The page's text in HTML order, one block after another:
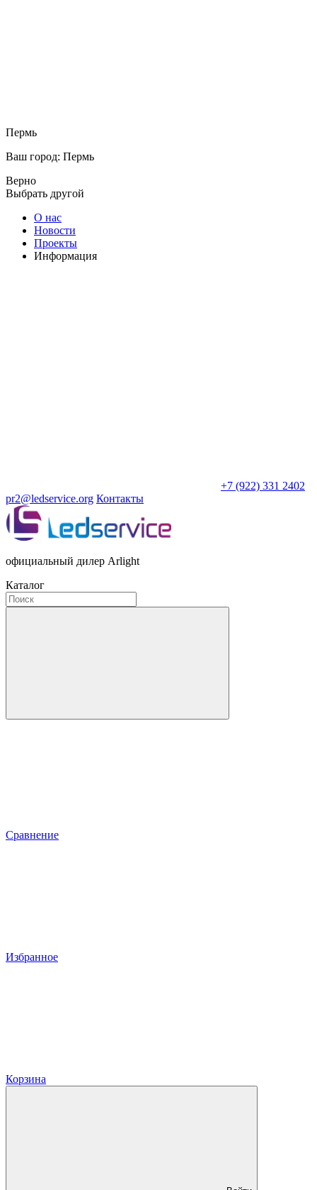
Пермь
Ваш город: Пермь
Верно
Выбрать другой
О нас
Новости
Проекты
Информация
+7 (922) 331 2402
pr2@ledservice.org Контакты
официальный дилер Arlight
Каталог
Сравнение
Избранное
Корзина